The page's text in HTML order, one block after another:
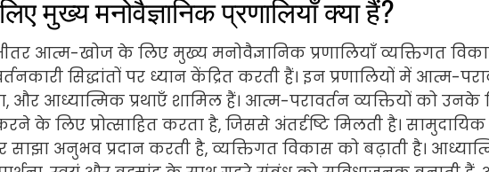
मुख्य मनोवैज्ञानिक प्रणालियाँ क्या हैं?
आत्म-खोज के लिए मुख्य मनोवैज्ञानिक प्रणालियाँ व्यक्तिगत
सिद्धांतों पर ध्यान केंद्रित करती हैं। इन प्रणालियों में आत्म-
आध्यात्मिक प्रथाएँ शामिल हैं। आत्म-परावर्तन व्यक्तियों को उनके
के लिए प्रोत्साहित करता है, जिससे अंतर्दृष्टि मिलती है। सामुदायिक
अनुभव प्रदान करती है, व्यक्तिगत विकास को बढ़ाती है।